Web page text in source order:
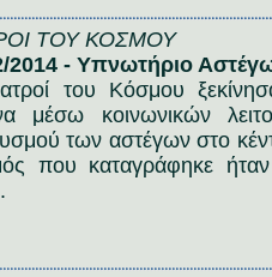
ΤΟΥ ΚΟΣΜΟΥ
2014 - Υπνωτήριο
του Κόσμου
μέσω κοινωνικών
των αστέγων στο
που καταγράφηκε